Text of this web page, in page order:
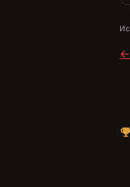
←